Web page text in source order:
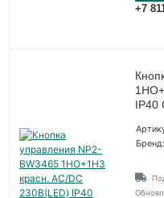
+7
IP40
Бренд: